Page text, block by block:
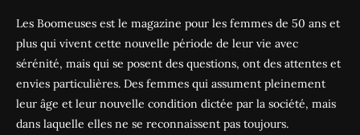
Les Boomeuses est le magazine pour les femmes de 50 ans et
plus qui vivent cette nouvelle période de leur vie avec
sérénité, mais qui se posent des questions, ont des attentes et
envies particulières. Des femmes qui assument pleinement
leur âge et leur nouvelle condition dictée par la société, mais
dans laquelle elles ne se reconnaissent pas toujours.